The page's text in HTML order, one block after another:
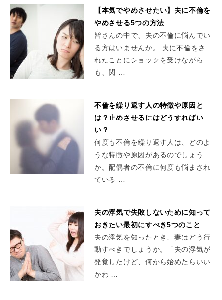
【本気でやめさせたい】夫に不倫を
やめさせる5つの方法
皆さんの中で、夫の不倫に悩んでい
る方はいませんか。 夫に不倫をさ
れたことにショックを受けながら
も、関 …
不倫を繰り返す人の特徴や原因と
は？止めさせるにはどうすればい
い？
何度も不倫を繰り返す人は、どのよ
うな特徴や原因があるのでしょう
か。配偶者の不倫に何度も悩まされ
ている …
夫の浮気で失敗しないために知って
おきたい最初にすべき5つのこと
夫の浮気を知ったとき、妻はどう行
動すべきでしょうか。「夫の浮気が
発覚したけど、何から始めたらいい
かわ …